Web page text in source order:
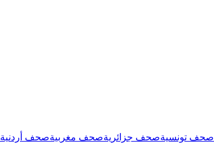
صحف تونسيةصحف جزائريةصحف مغربيةصحف أردنية